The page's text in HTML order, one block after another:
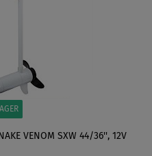
VENOM SXW 44/36'', 12V